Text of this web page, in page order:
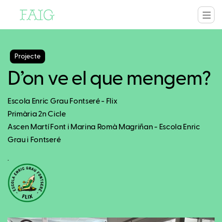
Projecte
D’on ve el que mengem?
Escola Enric Grau Fontseré - Flix
Primària 2n Cicle
Ascen Martí Font i Marina Romà Magriñan - Escola Enric
Grau i Fontseré
.